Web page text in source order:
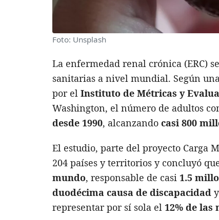
Foto: Unsplash
La enfermedad renal crónica (ERC)
sanitarias a nivel mundial. Según
por el Instituto de Métricas y
Washington, el número de adultos
desde 1990, alcanzando casi 800
El estudio, parte del proyecto Carga
204 países y territorios y concluyó
mundo, responsable de casi 1.5
duodécima causa de discapacidad
representar por sí sola el 12% de las